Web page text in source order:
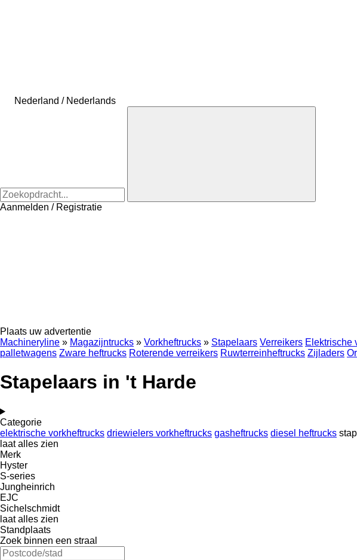
Nederland / Nederlands
Aanmelden / Registratie
Plaats uw advertentie
Machineryline » Magazijntrucks » Vorkheftrucks » Stapelaars Verreikers Elektrische
palletwagens Zware heftrucks Roterende verreikers Ruwterreinheftrucks Zijladers
Stapelaars in 't Harde
Categorie
elektrische vorkheftrucks driewielers vorkheftrucks gasheftrucks diesel heftrucks
laat alles zien
Merk
Hyster
S-series
Jungheinrich
EJC
Sichelschmidt
laat alles zien
Standplaats
Zoek binnen een straal